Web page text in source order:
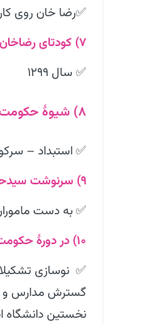
✅رضا خان روی
۷) کودتای رضاخان در چه سالی بود؟
✅ سال ۱۲۹۹
۸) شیوۀ حکومت و اقدامات رضاشاه چگونه بود؟
✅ استبداد –
۹) سرنوشت سیدحسن مدرس چه شد؟
✅ به دست
۱۰) در دورهٔ حکومت رضاشاه چه کارهایی برای نوسازی ایران انجام شد؟
✅ نوسازی
گسترش مدارس و
نخستین دانشگاه